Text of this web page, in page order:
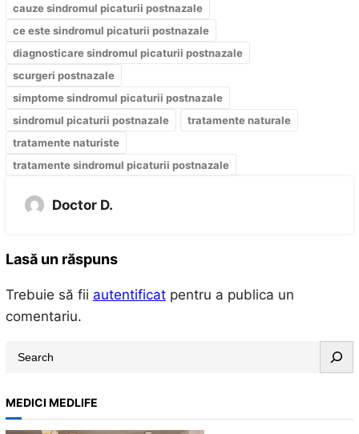
cauze sindromul picaturii postnazale
ce este sindromul picaturii postnazale
diagnosticare sindromul picaturii postnazale
scurgeri postnazale
simptome sindromul picaturii postnazale
sindromul picaturii postnazale
tratamente naturale
tratamente naturiste
tratamente sindromul picaturii postnazale
Doctor D.
Lasă un răspuns
Trebuie să fii autentificatpentru a publica un
comentariu.
a
r
MEDICI MEDLIFE